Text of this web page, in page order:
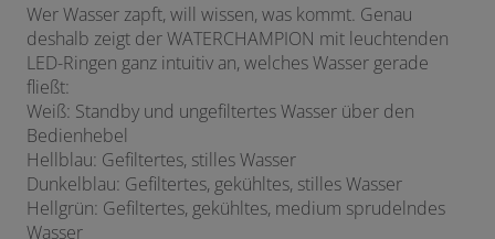
Wer Wasser zapft, will wissen, was kommt. Genau
deshalb zeigt der WATERCHAMPION mit leuchtenden
LED-Ringen ganz intuitiv an, welches Wasser gerade
fließt:
Weiß: Standby und ungefiltertes Wasser über den
Bedienhebel
Hellblau: Gefiltertes, stilles Wasser
Dunkelblau: Gefiltertes, gekühltes, stilles Wasser
Hellgrün: Gefiltertes, gekühltes, medium sprudelndes
Wasser